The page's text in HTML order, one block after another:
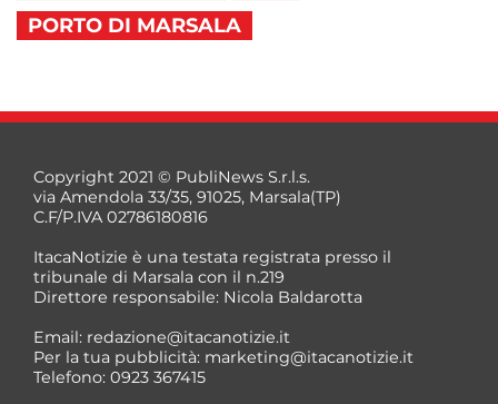
PORTO DI MARSALA
Copyright 2021 © PubliNews S.r.l.s.
via Amendola 33/35, 91025, Marsala(TP)
C.F/P.IVA 02786180816
ItacaNotizie è una testata registrata presso il
tribunale di Marsala con il n.219
Direttore responsabile: Nicola Baldarotta
Email: redazione@itacanotizie.it
Per la tua pubblicità: marketing@itacanotizie.it
Telefono: 0923 367415